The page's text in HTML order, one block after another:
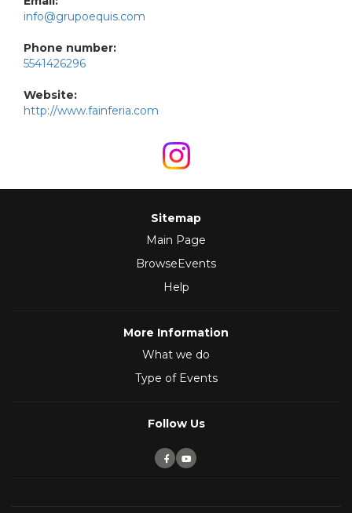
info@grupoequis.com
Phone number:
5541426296
Website:
http://www.fainferia.com
Sitemap
Main Page
BrowseEvents
Help
More Information
What we do
Type of Events
Follow Us